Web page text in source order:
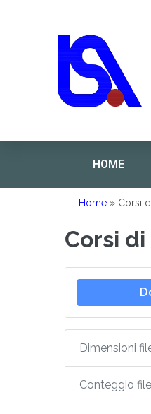
HOME
Home » Corsi
Corsi
Dimensioni
Conteggio file